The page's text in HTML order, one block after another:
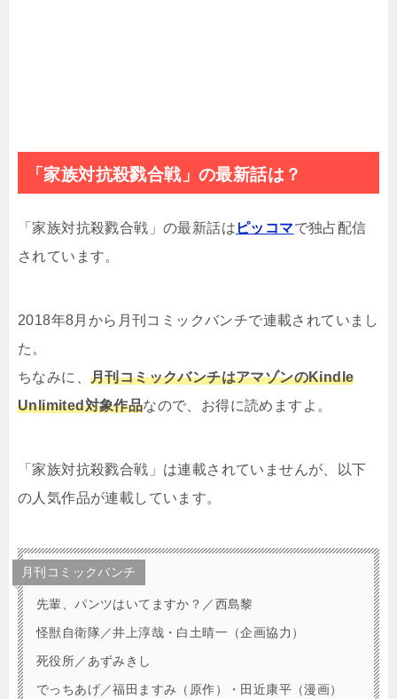
「家族対抗殺戮合戦」の最新話は？
「家族対抗殺戮合戦」の最新話は ピッコマで独占配信
されています。
2018年8月から月刊コミックバンチで連載されていまし
た。
ちなみに、 月刊コミックバンチはアマゾンのKindle
Unlimited対象作品なので、お得に読めますよ。
「家族対抗殺戮合戦」は連載されていませんが、以下
の人気作品が連載しています。
月刊コミックバンチ
先輩、パンツはいてますか？／西島黎
怪獣自衛隊／井上淳哉・白土晴一（企画協力）
死役所／あずみきし
でっちあげ／福田ますみ（原作）・田近康平（漫画）